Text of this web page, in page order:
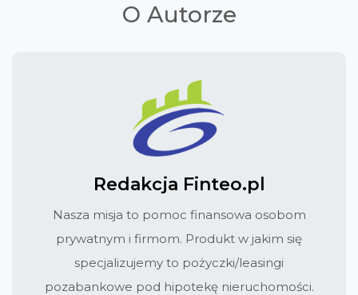
O Autorze
Redakcja Finteo.pl
Nasza misja to pomoc finansowa osobom
prywatnym i firmom. Produkt w jakim się
specjalizujemy to pożyczki/leasingi
pozabankowe pod hipotekę nieruchomości.